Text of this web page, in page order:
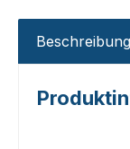
Beschreibung